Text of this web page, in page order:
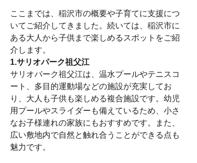
ここまでは、稲沢市の概要や子育てに支援につ
いてご紹介してきました。続いては、稲沢市に
ある大人から子供まで楽しめるスポットをご紹
介します。
1.サリオパーク祖父江
サリオパーク祖父江は、温水プールやテニスコ
ート、多目的運動場などの施設が充実してお
り、大人も子供も楽しめる複合施設です。幼児
用プールやスライダーも備えているため、小さ
なお子様連れの家族にもおすすめです。また、
広い敷地内で自然と触れ合うことができる点も
魅力です。